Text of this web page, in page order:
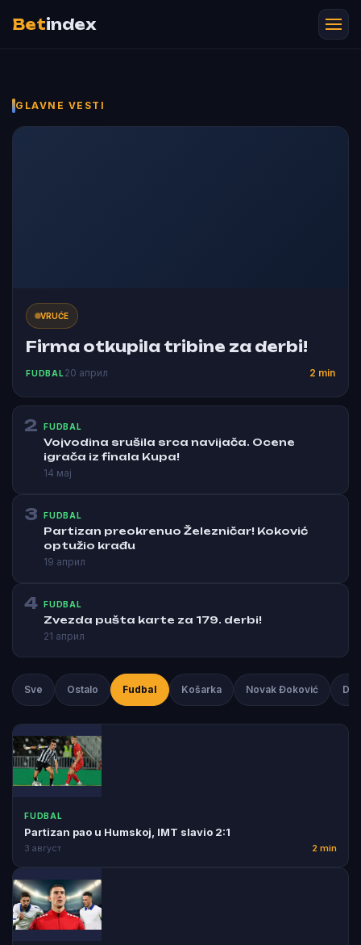
Betindex
GLAVNE VESTI
VRUĆE
Firma otkupila tribine za derbi!
FUDBAL 20 април 2 min
2 FUDBAL
Vojvodina srušila srca navijača. Ocene
igrača iz finala Kupa!
14 мај
3 FUDBAL
Partizan preokrenuo Železničar! Koković
optužio krađu
19 април
4 FUDBAL
Zvezda pušta karte za 179. derbi!
21 април
Sve Ostalo Fudbal Košarka Novak Đoković
FUDBAL
Partizan pao u Humskoj, IMT slavio 2:1
3 август 2 min